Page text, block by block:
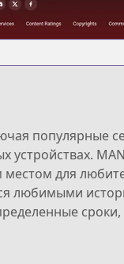
популярные
устройствах.
местом для
любимыми
сроки,